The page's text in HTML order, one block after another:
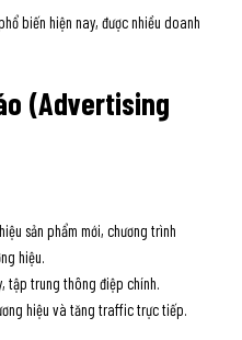
biến hiện nay, được nhiều doanh
(Advertising
sản phẩm mới, chương trình
hiệu.
tập trung thông điệp chính.
hiệu và tăng traffic trực tiếp.